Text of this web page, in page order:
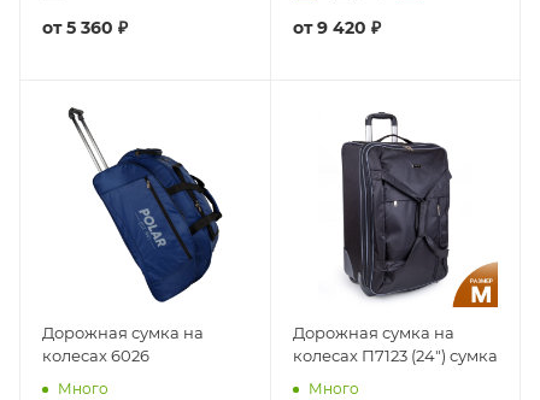
от5 360 ₽ от9 420 ₽
Дорожная сумка на
колесах 6026
Много
Дорожная сумка на
колесах П7123 (24") сумка
Много